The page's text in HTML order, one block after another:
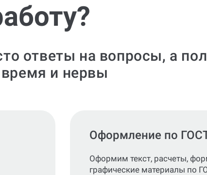
ответы на вопросы, а
и нервы
Оформление по
Оформим текст, расчеты,
графические материалы по